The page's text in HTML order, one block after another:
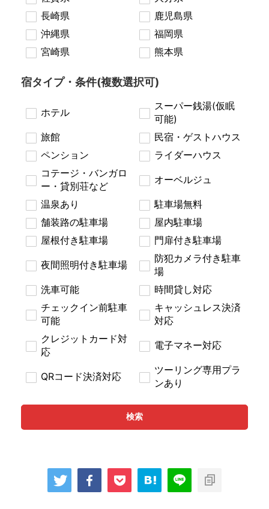
長崎県
鹿児島県
沖縄県
福岡県
宮崎県
熊本県
宿タイプ・条件(複数選択可)
ホテル
スーパー銭湯(仮眠
可能)
旅館
民宿・ゲストハウス
ペンション
ライダーハウス
コテージ・バンガロ
ー・貸別荘など
オーベルジュ
温泉あり
駐車場無料
舗装路の駐車場
屋内駐車場
屋根付き駐車場
門扉付き駐車場
夜間照明付き駐車場
防犯カメラ付き駐車
場
洗車可能
時間貸し対応
チェックイン前駐車
可能
キャッシュレス決済
対応
クレジットカード対
応
電子マネー対応
QRコード決済対応
ツーリング専用プラ
ンあり
検索